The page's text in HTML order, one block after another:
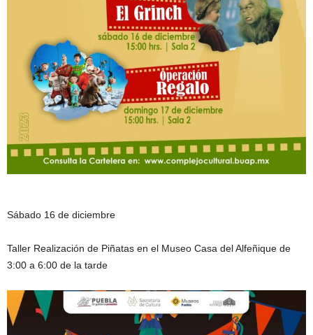
Sábado 16 de diciembre
Taller Realización de Piñatas en el Museo Casa del Alfeñique de
3:00 a 6:00 de la tarde